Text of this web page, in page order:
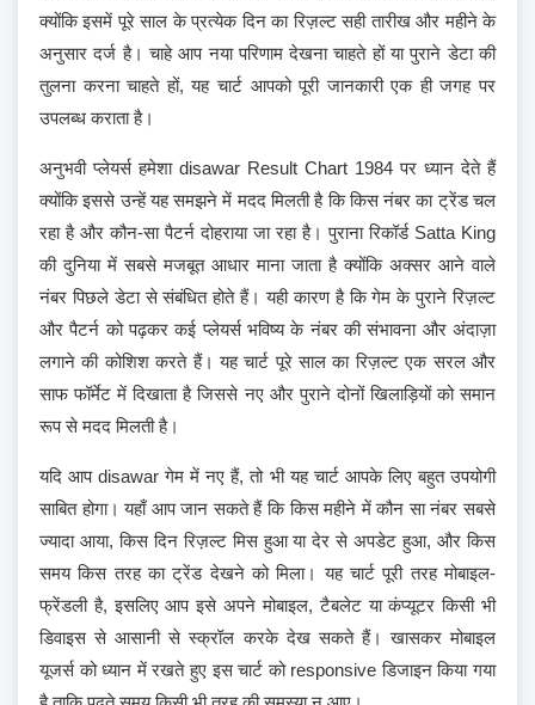
क्योंकि इसमें पूरे साल के प्रत्येक दिन का रिज़ल्ट सही तारीख और महीने के
अनुसार दर्ज है। चाहे आप नया परिणाम देखना चाहते हों या पुराने डेटा की
तुलना करना चाहते हों, यह चार्ट आपको पूरी जानकारी एक ही जगह पर
उपलब्ध कराता है।
अनुभवी प्लेयर्स हमेशा disawar Result Chart 1984 पर ध्यान देते हैं
क्योंकि इससे उन्हें यह समझने में मदद मिलती है कि किस नंबर का ट्रेंड चल
रहा है और कौन-सा पैटर्न दोहराया जा रहा है। पुराना रिकॉर्ड Satta King
की दुनिया में सबसे मजबूत आधार माना जाता है क्योंकि अक्सर आने वाले
नंबर पिछले डेटा से संबंधित होते हैं। यही कारण है कि गेम के पुराने रिज़ल्ट
और पैटर्न को पढ़कर कई प्लेयर्स भविष्य के नंबर की संभावना और अंदाज़ा
लगाने की कोशिश करते हैं। यह चार्ट पूरे साल का रिज़ल्ट एक सरल और
साफ फॉर्मेट में दिखाता है जिससे नए और पुराने दोनों खिलाड़ियों को समान
रूप से मदद मिलती है।
यदि आप disawar गेम में नए हैं, तो भी यह चार्ट आपके लिए बहुत उपयोगी
साबित होगा। यहाँ आप जान सकते हैं कि किस महीने में कौन सा नंबर सबसे
ज्यादा आया, किस दिन रिज़ल्ट मिस हुआ या देर से अपडेट हुआ, और किस
समय किस तरह का ट्रेंड देखने को मिला। यह चार्ट पूरी तरह मोबाइल-
फ्रेंडली है, इसलिए आप इसे अपने मोबाइल, टैबलेट या कंप्यूटर किसी भी
डिवाइस से आसानी से स्क्रॉल करके देख सकते हैं। खासकर मोबाइल
यूजर्स को ध्यान में रखते हुए इस चार्ट को responsive डिजाइन किया गया